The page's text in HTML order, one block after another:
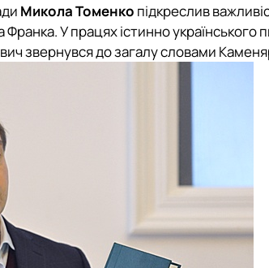
Микола Томенко підкреслив
У працях істинно
звернувся до загалу словами